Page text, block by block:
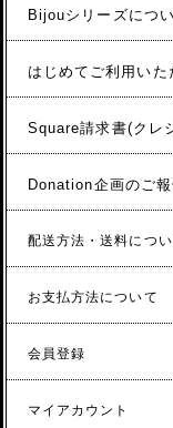
Bijouシリーズにつ
はじめてご利用いた
Square請求書(クレ
Donation企画のご
配送方法・送料につ
お支払方法について
会員登録
マイアカウント